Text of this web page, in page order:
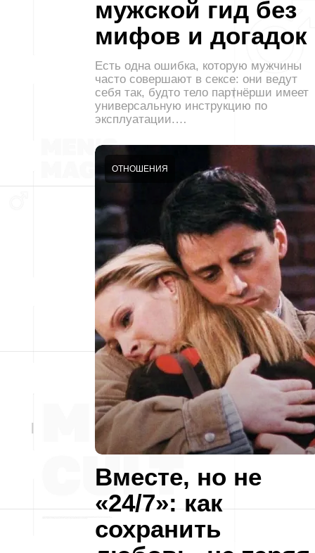
мужской гид без
мифов и догадок
Есть одна ошибка, которую мужчины
часто совершают в сексе: они ведут
себя так, будто тело партнёрши имеет
универсальную инструкцию по
эксплуатации.…
Вместе, но не
«24/7»: как
сохранить
ОТНОШЕНИЯ